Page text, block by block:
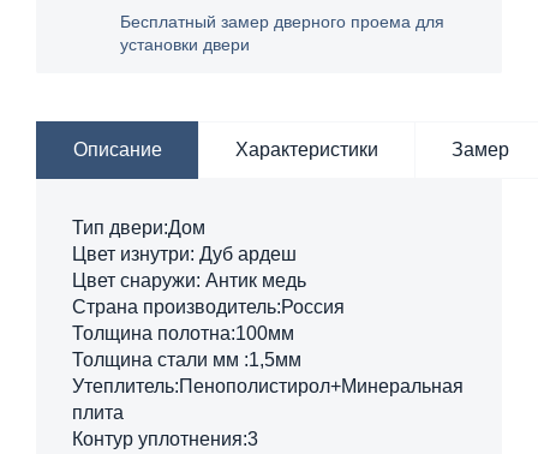
Бесплатный замер дверного проема для
установки двери
Описание Характеристики Замер
Тип двери:Дом
Цвет изнутри: Дуб ардеш
Цвет снаружи: Антик медь
Страна производитель:Россия
Толщина полотна:100мм
Толщина стали мм :1,5мм
Утеплитель:Пенополистирол+Минеральная
плита
Контур уплотнения:3